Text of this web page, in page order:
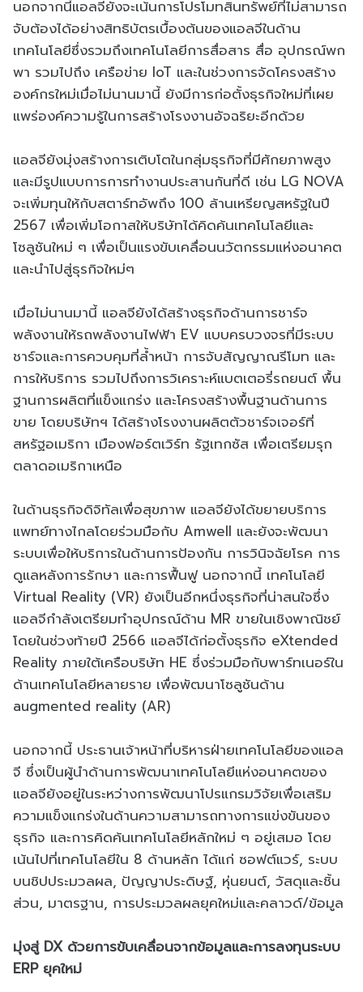
นอกจากนี้แอลจียังจะเน้นการโปรโมทสินทรัพย์ที่ไม่สามารถ
จับต้องได้อย่างสิทธิบัตรเบื้องต้นของแอลจีในด้าน
เทคโนโลยีซึ่งรวมถึงเทคโนโลยีการสื่อสาร สื่อ อุปกรณ์พก
พา รวมไปถึง เครือข่าย IoT และในช่วงการจัดโครงสร้าง
องค์กรใหม่เมื่อไม่นานมานี้ ยังมีการก่อตั้งธุรกิจใหม่ที่เผย
แพร่องค์ความรู้ในการสร้างโรงงานอัจฉริยะอีกด้วย
แอลจียังมุ่งสร้างการเติบโตในกลุ่มธุรกิจที่มีศักยภาพสูง
และมีรูปแบบการการทำงานประสานกันที่ดี เช่น LG NOVA
จะเพิ่มทุนให้กับสตาร์ทอัพถึง 100 ล้านเหรียญสหรัฐในปี
2567 เพื่อเพิ่มโอกาสให้บริษัทได้คิดค้นเทคโนโลยีและ
โซลูชันใหม่ ๆ เพื่อเป็นแรงขับเคลื่อนนวัตกรรมแห่งอนาคต
และนำไปสู่ธุรกิจใหม่ๆ
เมื่อไม่นานมานี้ แอลจียังได้สร้างธุรกิจด้านการชาร์จ
พลังงานให้รถพลังงานไฟฟ้า EV แบบครบวงจรที่มีระบบ
ชาร์จและการควบคุมที่ล้ำหน้า การจับสัญญาณรีโมท และ
การให้บริการ รวมไปถึงการวิเคราะห์แบตเตอรี่รถยนต์ พื้น
ฐานการผลิตที่แข็งแกร่ง และโครงสร้างพื้นฐานด้านการ
ขาย โดยบริษัทฯ ได้สร้างโรงงานผลิตตัวชาร์จเจอร์ที่
สหรัฐอเมริกา เมืองฟอร์ตเวิร์ท รัฐเทกซัส เพื่อเตรียมรุก
ตลาดอเมริกาเหนือ
ในด้านธุรกิจดิจิทัลเพื่อสุขภาพ แอลจียังได้ขยายบริการ
แพทย์ทางไกลโดยร่วมมือกับ Amwell และยังจะพัฒนา
ระบบเพื่อให้บริการในด้านการป้องกัน การวินิจฉัยโรค การ
ดูแลหลังการรักษา และการฟื้นฟู นอกจากนี้ เทคโนโลยี
Virtual Reality (VR) ยังเป็นอีกหนึ่งธุรกิจที่น่าสนใจซึ่ง
แอลจีกำลังเตรียมทำอุปกรณ์ด้าน MR ขายในเชิงพาณิชย์
โดยในช่วงท้ายปี 2566 แอลจีได้ก่อตั้งธุรกิจ eXtended
Reality ภายใต้เครือบริษัท HE ซึ่งร่วมมือกับพาร์ทเนอร์ใน
ด้านเทคโนโลยีหลายราย เพื่อพัฒนาโซลูชันด้าน
augmented reality (AR)
นอกจากนี้ ประธานเจ้าหน้าที่บริหารฝ่ายเทคโนโลยีของแอล
จี ซึ่งเป็นผู้นำด้านการพัฒนาเทคโนโลยีแห่งอนาคตของ
แอลจียังอยู่ในระหว่างการพัฒนาโปรแกรมวิจัยเพื่อเสริม
ความแข็งแกร่งในด้านความสามารถทางการแข่งขันของ
ธุรกิจ และการคิดค้นเทคโนโลยีหลักใหม่ ๆ อยู่เสมอ โดย
เน้นไปที่เทคโนโลยีใน 8 ด้านหลัก ได้แก่ ซอฟต์แวร์, ระบบ
บนชิปประมวลผล, ปัญญาประดิษฐ์, หุ่นยนต์, วัสดุและชิ้น
ส่วน, มาตรฐาน, การประมวลผลยุคใหม่และคลาวด์/ข้อมูล
มุ่งสู่ DX ด้วยการขับเคลื่อนจากข้อมูลและการลงทุนระบบ
ERP ยุคใหม่